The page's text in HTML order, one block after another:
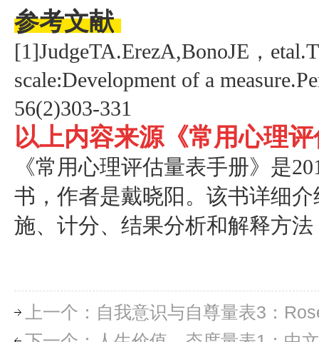
参考文献
[1]JudgeTA.ErezA,BonoJE，
scale:Development of a
56(2)303-331
以上内容来源《常用心理
《常用心理评估量表手册》是
书，作者是戴晓阳。该书详细
施、计分、结果分析和解释方
上一个：自我意识与自尊量表3：